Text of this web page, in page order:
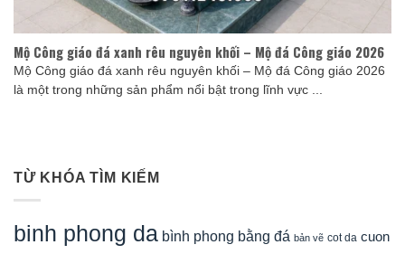
Mộ Công giáo đá xanh rêu nguyên khối – Mộ đá Công giáo 2026
Mộ Công giáo đá xanh rêu nguyên khối – Mộ đá Công giáo 2026
là một trong những sản phẩm nổi bật trong lĩnh vực ...
TỪ KHÓA TÌM KIẾM
binh phong da bình phong bằng đá bản vẽ cot da cuon